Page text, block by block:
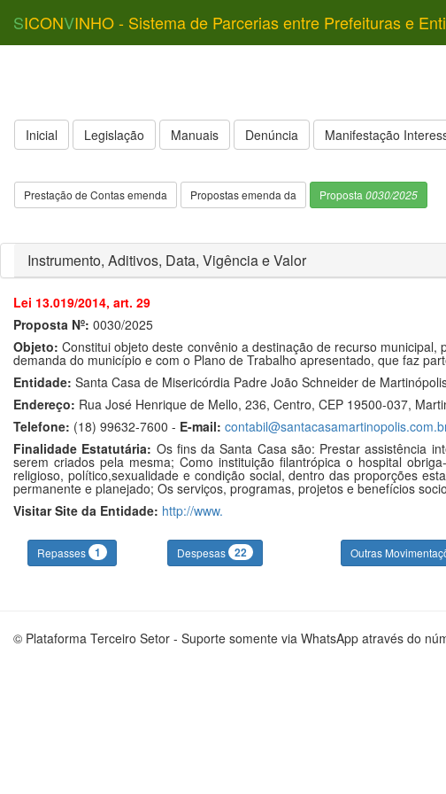
SICONVINHO - Sistema de Parcerias entre Prefeituras e
Inicial Legislação Manuais Denúncia Manifestação
Prestação de Contas emenda Propostas emenda da Proposta 0030/2025
Instrumento, Aditivos, Data, Vigência e Valor
Lei 13.019/2014, art. 29
Proposta Nº: 0030/2025
Objeto: Constitui objeto deste convênio a destinação de recurso
demanda do município e com o Plano de Trabalho apresentado, que faz
Entidade: Santa Casa de Misericórdia Padre João Schneider de
Endereço: Rua José Henrique de Mello, 236, Centro, CEP 19500-037,
Telefone: (18) 99632-7600 - E-mail:
Finalidade Estatutária: Os fins da Santa Casa são: Prestar assistência
serem criados pela mesma; Como instituição filantrópica o hospital
religioso, político,sexualidade e condição social, dentro das proporções
permanente e planejado; Os serviços, programas, projetos e benefícios
Visitar Site da Entidade: http://www.
Repasses 1 Despesas 22 Outras
© Plataforma Terceiro Setor - Suporte somente via WhatsApp através do